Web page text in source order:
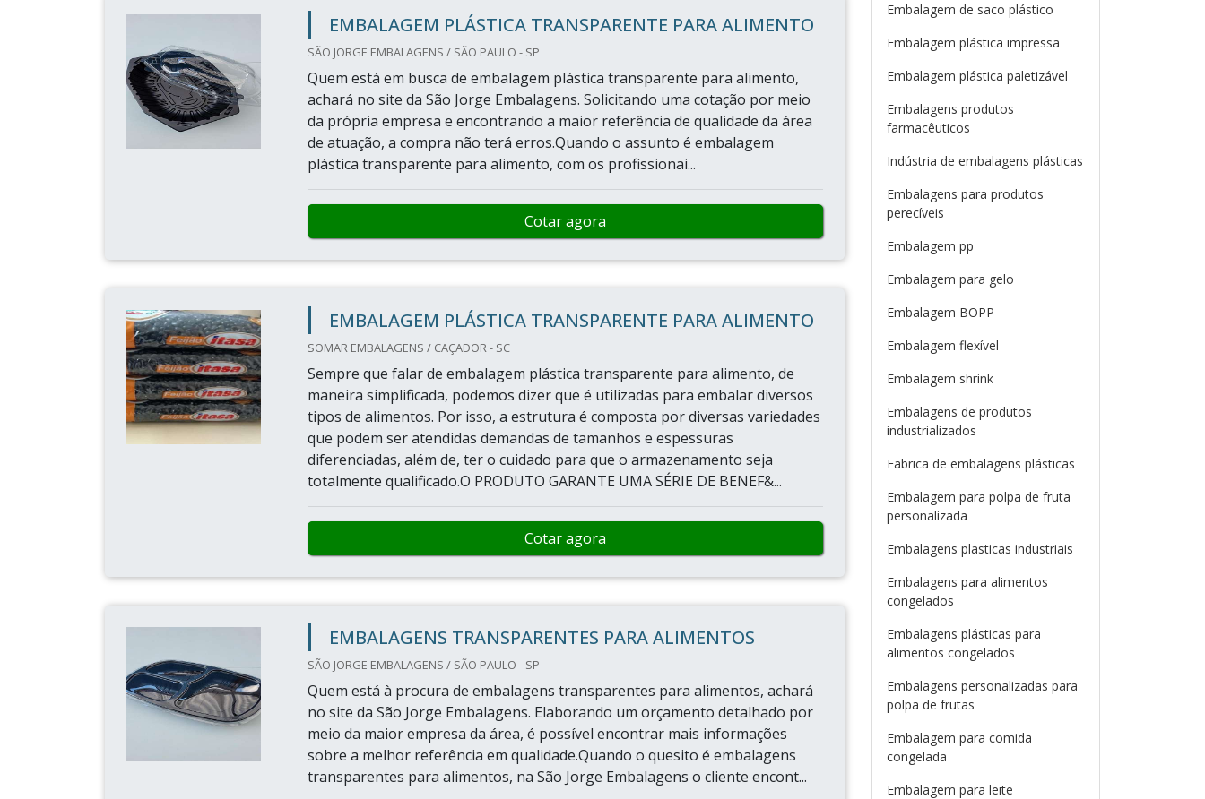
EMBALAGEM PLÁSTICA TRANSPARENTE PARA ALIMENTO
SÃO JORGE EMBALAGENS / SÃO PAULO - SP
Quem está em busca de embalagem plástica transparente para alimento,
achará no site da São Jorge Embalagens. Solicitando uma cotação por meio
da própria empresa e encontrando a maior referência de qualidade da área
de atuação, a compra não terá erros.Quando o assunto é embalagem
plástica transparente para alimento, com os profissionai...
Cotar agora
EMBALAGEM PLÁSTICA TRANSPARENTE PARA ALIMENTO
SOMAR EMBALAGENS / CAÇADOR - SC
Sempre que falar de embalagem plástica transparente para alimento, de
maneira simplificada, podemos dizer que é utilizadas para embalar diversos
tipos de alimentos. Por isso, a estrutura é composta por diversas variedades
que podem ser atendidas demandas de tamanhos e espessuras
diferenciadas, além de, ter o cuidado para que o armazenamento seja
totalmente qualificado.O PRODUTO GARANTE UMA SÉRIE DE BENEF&...
Cotar agora
EMBALAGENS TRANSPARENTES PARA ALIMENTOS
SÃO JORGE EMBALAGENS / SÃO PAULO - SP
Quem está à procura de embalagens transparentes para alimentos, achará
no site da São Jorge Embalagens. Elaborando um orçamento detalhado por
meio da maior empresa da área, é possível encontrar mais informações
sobre a melhor referência em qualidade.Quando o quesito é embalagens
transparentes para alimentos, na São Jorge Embalagens o cliente encont...
Embalagem de saco plástico
Embalagem plástica impressa
Embalagem plástica paletizável
Embalagens produtos
farmacêuticos
Indústria de embalagens plásticas
Embalagens para produtos
perecíveis
Embalagem pp
Embalagem para gelo
Embalagem BOPP
Embalagem flexível
Embalagem shrink
Embalagens de produtos
industrializados
Fabrica de embalagens plásticas
Embalagem para polpa de fruta
personalizada
Embalagens plasticas industriais
Embalagens para alimentos
congelados
Embalagens plásticas para
alimentos congelados
Embalagens personalizadas para
polpa de frutas
Embalagem para comida
congelada
Embalagem para leite